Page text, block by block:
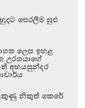
පෙරලීම සුළු
ලෙස ඉහළ
උරගයාගේ
අභයසුන්දර
නිකුත් කෙරේ